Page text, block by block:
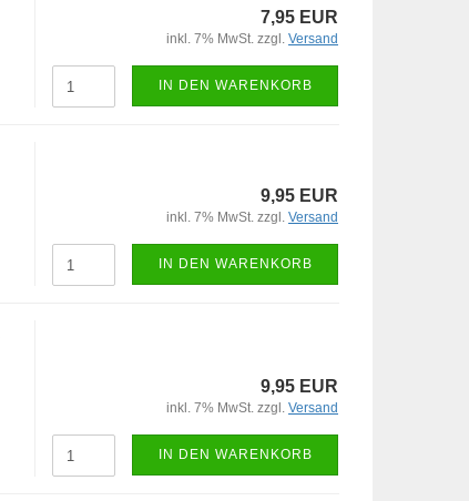
7,95 EUR
inkl. 7% MwSt. zzgl. Versand
IN DEN WARENKORB
9,95 EUR
inkl. 7% MwSt. zzgl. Versand
IN DEN WARENKORB
9,95 EUR
inkl. 7% MwSt. zzgl. Versand
IN DEN WARENKORB